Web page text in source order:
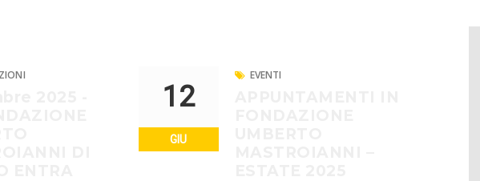
12
GIU
EVENTI